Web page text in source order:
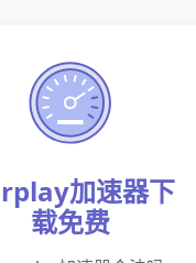
加速器下
载免费